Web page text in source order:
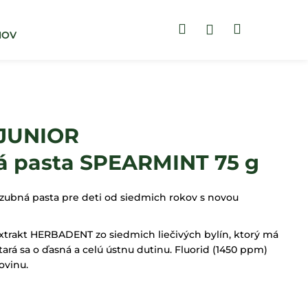
ZUBNÉ PASTY
HľadaťPrihlásenie
SPEARMINT 75 g
zubná pasta pre deti od siedmich rokov s novou
HERBADENT zo siedmich liečivých bylín, ktorý má
sa o ďasná a celú ústnu dutinu. Fluorid (1450 ppm)